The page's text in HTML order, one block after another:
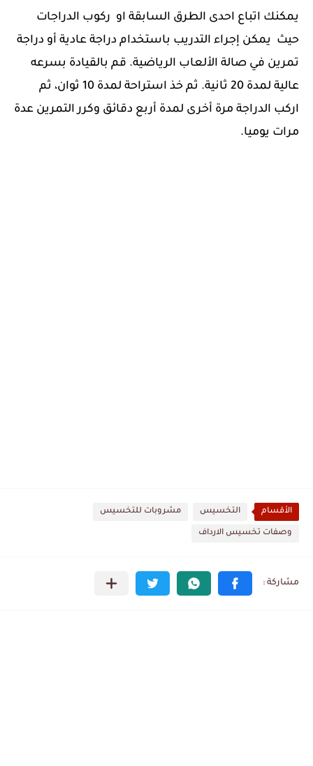
يمكنك اتباع احدى الطرق السابقة او ركوب الدراجات
حيث يمكن إجراء التدريب باستخدام دراجة عادية أو دراجة
تمرين في صالة الألعاب الرياضية. قم بالقيادة بسرعه
عالية لمدة 20 ثانية. ثم خذ استراحة لمدة 10 ثوان، ثم
اركب الدراجة مرة أخرى لمدة أربع دقائق وكرر التمرين عدة
مرات يوميا.
الأقسام التخسيس مشروبات للتخسيس
وصفات تخسيس الارداف